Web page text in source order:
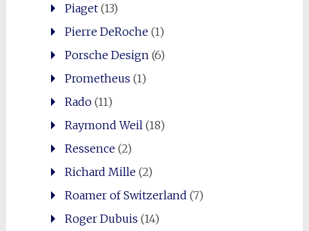
Piaget(13)
Pierre DeRoche(1)
Porsche Design (6)
Prometheus (1)
Rado(11)
Raymond Weil (18)
Ressence(2)
Richard Mille(2)
Roamer of Switzerland (7)
Roger Dubuis (14)